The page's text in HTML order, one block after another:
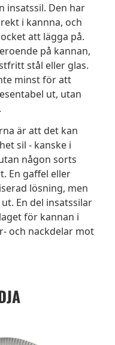
insatssil. Den har
i kannna, och
att lägga på.
på kannan,
stål eller glas.
minst för att
ut, utan
är att det kan
sil - kanske i
någon sorts
En gaffel eller
lösning, men
En del insatssilar
för kannan i
och nackdelar mot